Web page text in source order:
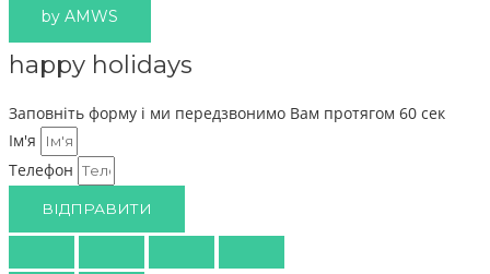
by AMWS
happy holidays
Заповніть форму і ми передзвонимо Вам протягом 60 сек
Ім'я
Телефон
ВІДПРАВИТИ